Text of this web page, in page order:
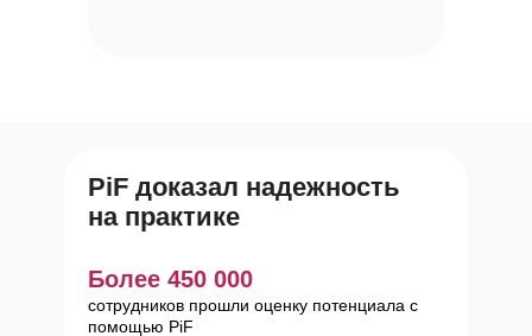
PiF доказал надежность
на практике
Бол ее 450 000
сотрудников прошли оценку потенциала с
помощью PiF